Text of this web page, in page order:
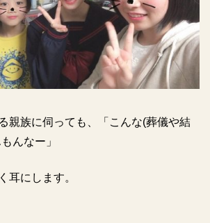
親族に伺っても、「こんな(葬儀や結
んなー」
耳にします。